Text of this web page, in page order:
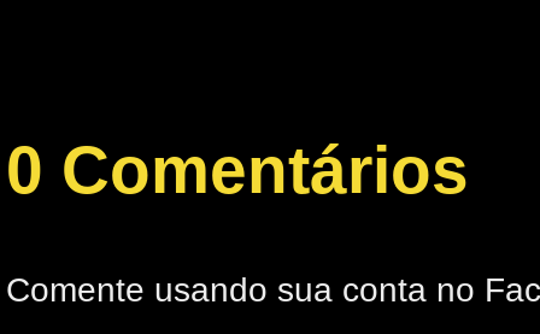
0 Comentários
Comente usando sua conta no